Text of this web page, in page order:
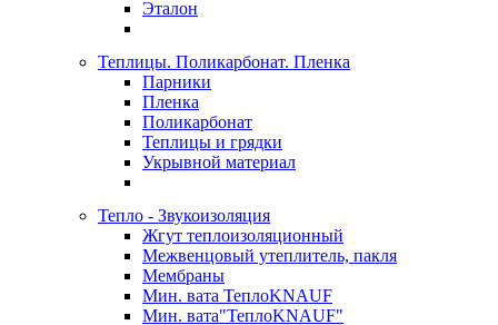
Эталон
Теплицы. Поликарбонат. Пленка
Парники
Пленка
Поликарбонат
Теплицы и грядки
Укрывной материал
Тепло - Звукоизоляция
Жгут теплоизоляционный
Межвенцовый утеплитель, пакля
Мембраны
Мин. вата ТеплоKNAUF
Мин. вата"ТеплоKNAUF"